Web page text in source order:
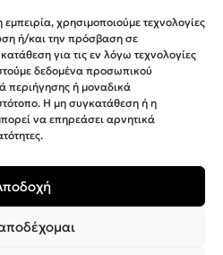
χρησιμοποιούμε τεχνολογίες
ή/και την πρόσβαση σε
για τις εν λόγω τεχνολογίες
δεδομένα προσωπικού
ή μοναδικά
Η μη συγκατάθεση ή η
να επηρεάσει αρνητικά
Interactive Net Solutions